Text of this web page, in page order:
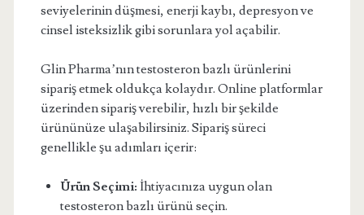
seviyelerinin düşmesi, enerji kaybı, depresyon ve
cinsel isteksizlik gibi sorunlara yol açabilir.
Glin Pharma’nın testosteron bazlı ürünlerini
sipariş etmek oldukça kolaydır. Online platformlar
üzerinden sipariş verebilir, hızlı bir şekilde
ürününüze ulaşabilirsiniz. Sipariş süreci
genellikle şu adımları içerir:
Ürün Seçimi: İhtiyacınıza uygun olan
testosteron bazlı ürünü seçin.